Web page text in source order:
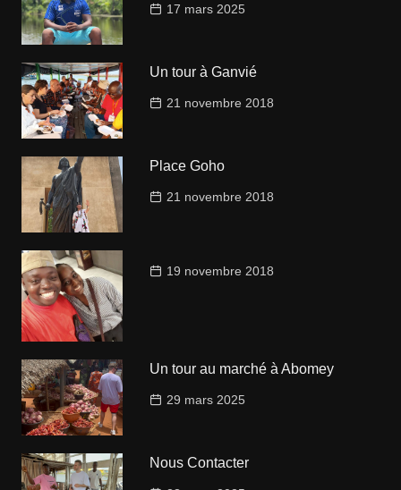
17 mars 2025
Un tour à Ganvié
21 novembre 2018
Place Goho
21 novembre 2018
19 novembre 2018
Un tour au marché à Abomey
29 mars 2025
Nous Contacter